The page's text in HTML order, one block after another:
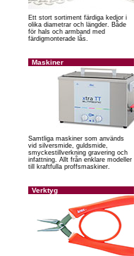
Ett stort sortiment färdiga kedjor i
olika diametrar och längder. Både
för hals och armband med
färdigmonterade lås.
Maskiner
Samtliga maskiner som används
vid silversmide, guldsmide,
smyckestillverkning gravering och
infattning. Allt från enklare modeller
till kraftfulla proffsmaskiner.
Verktyg